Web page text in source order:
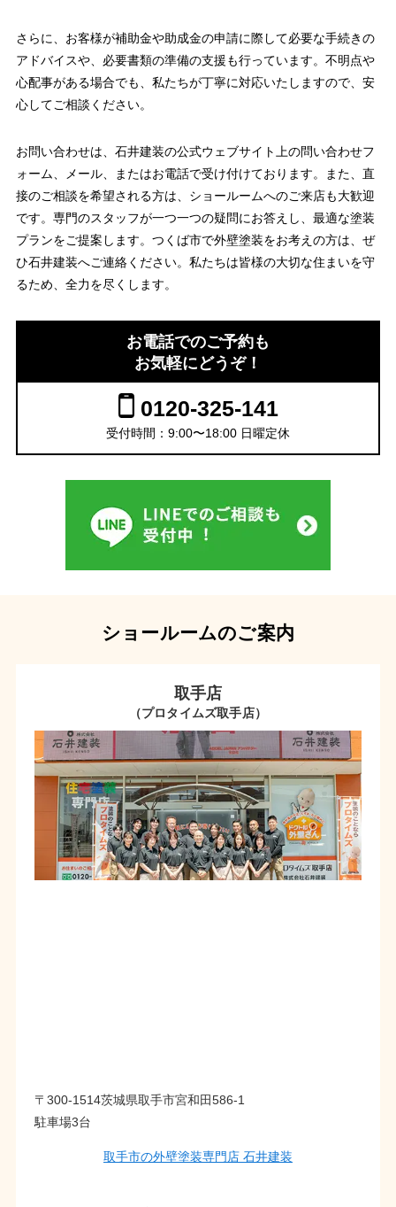
さらに、お客様が補助金や助成金の申請に際して必要な手続きの
アドバイスや、必要書類の準備の支援も行っています。不明点や
心配事がある場合でも、私たちが丁寧に対応いたしますので、安
心してご相談ください。
お問い合わせは、石井建装の公式ウェブサイト上の問い合わせフ
ォーム、メール、またはお電話で受け付けております。また、直
接のご相談を希望される方は、ショールームへのご来店も大歓迎
です。専門のスタッフが一つ一つの疑問にお答えし、最適な塗装
プランをご提案します。つくば市で外壁塗装をお考えの方は、ぜ
ひ石井建装へご連絡ください。私たちは皆様の大切な住まいを守
るため、全力を尽くします。
お電話でのご予約も
お気軽にどうぞ！
0120-325-141
受付時間：9:00〜18:00 日曜定休
ショールームのご案内
取手店
（プロタイムズ取手店）
〒300-1514茨城県取手市宮和田586-1
駐車場3台
取手市の外壁塗装専門店 石井建装